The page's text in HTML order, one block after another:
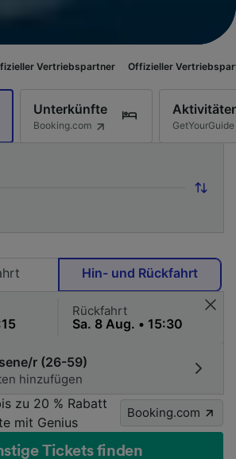
Offizieller Vertriebspartner
Unterkünfte
Booking.com GetYourGuide
Hin- und Rückfahrt
Rückfahrt
r (26-59)
hinzufügen
zu 20 % Rabatt
mit Genius
Booking.com
Tickets finden